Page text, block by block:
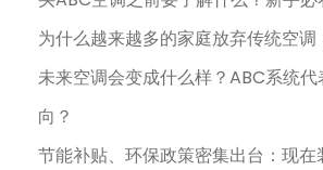
为什么越来越多的家庭放弃传统空调
未来空调会变成什么样？ABC系统
向？
节能补贴、环保政策密集出台：现